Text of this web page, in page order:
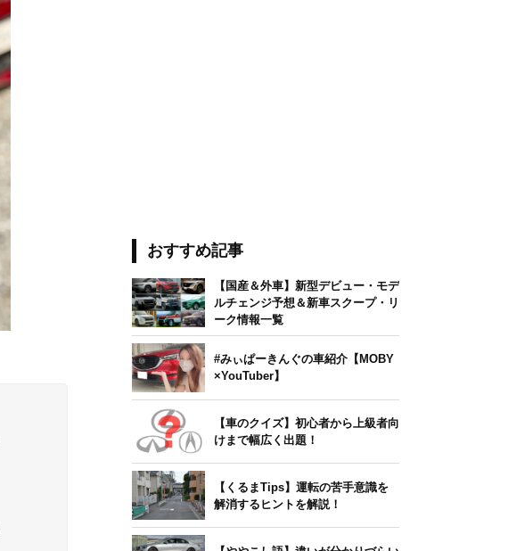
おすすめ記事
【国産＆外車】新型デビュー・モデ
ルチェンジ予想＆新車スクープ・リ
ーク情報一覧
#みぃぱーきんぐの車紹介【MOBY
×YouTuber】
【車のクイズ】初心者から上級者向
けまで幅広く出題！
【くるまTips】運転の苦手意識を
解消するヒントを解説！